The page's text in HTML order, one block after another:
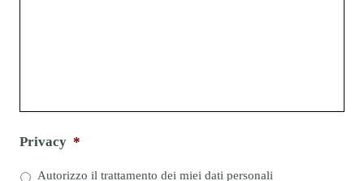
Privacy *
Autorizzo il trattamento dei miei dati personali